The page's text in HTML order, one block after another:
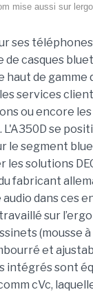
mise aussi sur
ses téléphones
de casques
haut de gamme
services
ou encore
se
le segment
solutions
fabricant
dans ces
sur
(mousse
et
intégrés sont
cVc,